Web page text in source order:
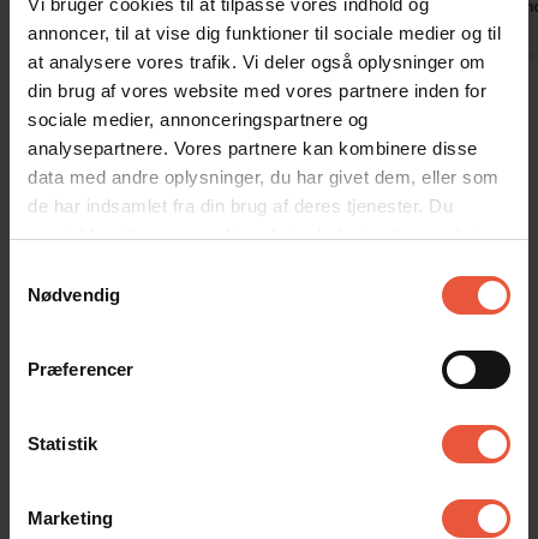
annoncer, til at vise dig funktioner til sociale medier og til
at analysere vores trafik. Vi deler også oplysninger om
din brug af vores website med vores partnere inden for
sociale medier, annonceringspartnere og
analysepartnere. Vores partnere kan kombinere disse
data med andre oplysninger, du har givet dem, eller som
de har indsamlet fra din brug af deres tjenester. Du
samtykker til vores cookies, hvis du fortsætter med at
Nødvendig
Præferencer
Statistik
Marketing
Tyskland
Vis alle omtaler
Lejeinformation
Bureau
rengøring (fredag/lørdag) skal huset forlades kl 9.00.